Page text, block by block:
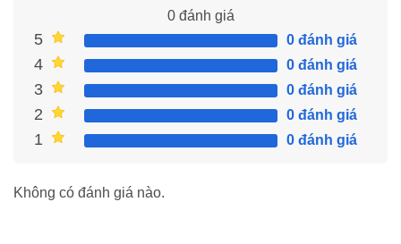
Ứng dụng Lucky Patcher giúp bạn quản lí mọi thứ tốt hơn
Tải ngay Lucky Patcher APK tại MODRADAR Miễn
0đánh giá
5 0 đánh giá
4 0 đánh giá
3 0 đánh giá
2 0 đánh giá
1 0 đánh giá
Không có đánh giá nào.